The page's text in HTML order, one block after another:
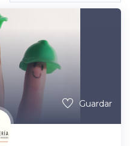
Guardar